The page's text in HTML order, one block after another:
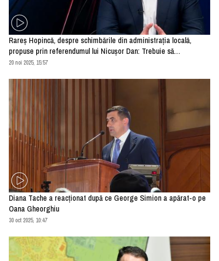
Rareș Hopincă, despre schimbările din administrația locală,
propuse prin referendumul lui Nicușor Dan: Trebuie să
implementăm
20 noi 2025, 15:57
Diana Tache a reacţionat după ce George Simion a apărat-o pe
Oana Gheorghiu
30 oct 2025, 10:47